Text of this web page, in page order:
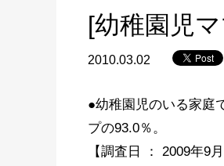
[幼稚園児
2010.03.02
●幼稚園児のいる家庭
プの93.0％。
【調査日 ： 2009年9月